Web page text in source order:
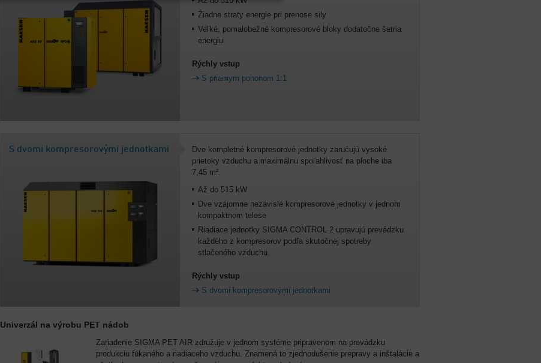
Žiadne straty energie pri prenose sily
Veľké, pomalobežné kompresorové bloky dodatočne šetria
energiu.
Rýchly vstup
S priamym pohonom 1:1
S dvomi kompresorovými jednotkami
Dve kompletné kompresorové jednotky zaručujú vysoké
prietoky vzduchu a maximálnu spoľahlivosť na ploche iba
7,45 m².
Až do 515 kW
Dve vzájomne nezávislé kompresorové jednotky v jednom
kompaktnom telese
Riadiace jednotky SIGMA CONTROL 2 upravujú prevádzku
každého z kompresorov podľa skutočnej spotreby
stlačeného vzduchu.
Rýchly vstup
S dvomi kompresorovými jednotkami
Univerzál na výrobu PET nádob
Zariadenie SIGMA PET AIR združuje v jednom systéme pripravenom na prevádzku
produkciu fúkaného a riadiaceho vzduchu. Znamená to zjednodušenie prepravy a inštalácie a